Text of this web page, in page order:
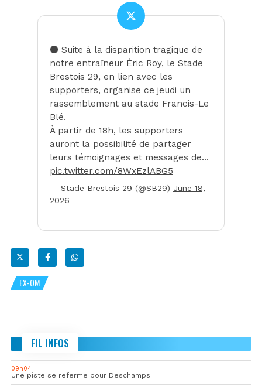
⚫ Suite à la disparition tragique de
notre entraîneur Éric Roy, le Stade
Brestois 29, en lien avec les
supporters, organise ce jeudi un
rassemblement au stade Francis-Le
Blé.
À partir de 18h, les supporters
auront la possibilité de partager
leurs témoignages et messages de…
pic.twitter.com/8WxEzlABG5
— Stade Brestois 29 (@SB29) June 18,
2026
EX-OM
FIL INFOS
09h04
Une piste se referme pour Deschamps